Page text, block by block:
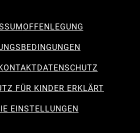
OFFENLEGUNG
DATENSCHUTZ
FÜR KINDER ERKLÄRT
EINSTELLUNGEN